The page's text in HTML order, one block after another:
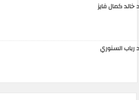
خالد كمال فايز
رباب السنوري